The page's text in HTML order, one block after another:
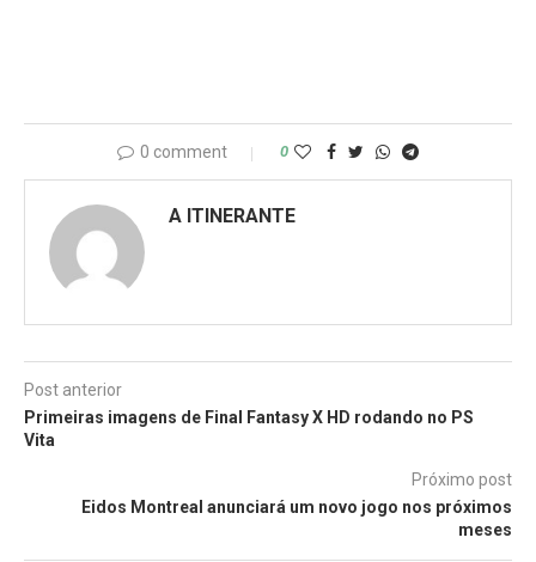
0 comment 0
A ITINERANTE
Post anterior
Primeiras imagens de Final Fantasy X HD rodando no PS
Vita
Próximo post
Eidos Montreal anunciará um novo jogo nos próximos
meses